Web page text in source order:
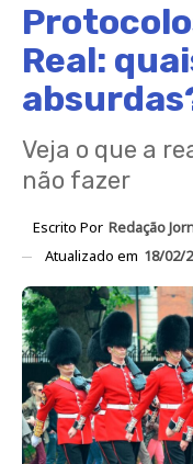
Real:
Veja o que a
não fazer
Escrito Por Redação
Atualizado em 18/02/